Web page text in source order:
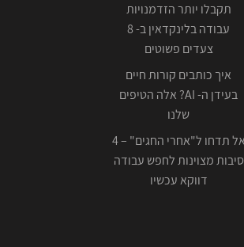
תקבלו יותר הזדמנויות
עבודה בלינקדאין ב- 8
צעדים פשוטים
איך כותבים קורות חיים
בעידן ה- AI? אלה הטיפים
שלנו
אל תדחו ל"אחרי החגים" – 4
סיבות מצוינות לחפש עבודה
דווקא עכשיו